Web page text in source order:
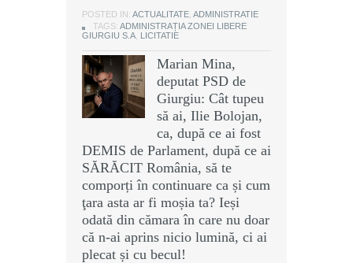
POSTED IN: ACTUALITATE ADMINISTRATIE
TAGS: ADMINISTRAȚIA ZONEI LIBERE
GIURGIU S.A LICITATIE
Marian Mina,
deputat PSD de
Giurgiu: Cât tupeu
să ai, Ilie Bolojan,
ca, după ce ai fost
DEMIS de Parlament, după ce ai
SĂRĂCIT România, să te
comporți în continuare ca și cum
ţara asta ar fi moșia ta? Ieși
odată din cămara în care nu doar
că n-ai aprins nicio lumină, ci ai
plecat și cu becul!